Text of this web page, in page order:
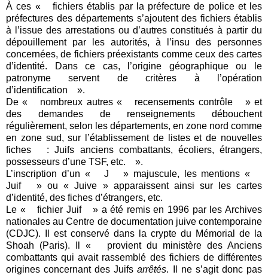
À ces « fichiers établis par la préfecture de police et les
préfectures des départements s’ajoutent des fichiers établis
à l’issue des arrestations ou d’autres constitués à partir du
dépouillement par les autorités, à l’insu des personnes
concernées, de fichiers préexistants comme ceux des cartes
d’identité. Dans ce cas, l’origine géographique ou le
patronyme servent de critères à l’opération
d’identification ».
De « nombreux autres « recensements contrôle » et
des demandes de renseignements débouchent
régulièrement, selon les départements, en zone nord comme
en zone sud, sur l’établissement de listes et de nouvelles
fiches : Juifs anciens combattants, écoliers, étrangers,
possesseurs d’une TSF, etc. ».
L’inscription d’un « J » majuscule, les mentions «
Juif » ou « Juive » apparaissent ainsi sur les cartes
d’identité, des fiches d’étrangers, etc.
Le « fichier Juif » a été remis en 1996 par les Archives
nationales au Centre de documentation juive contemporaine
(CDJC). Il est conservé dans la crypte du Mémorial de la
Shoah (Paris). Il « provient du ministère des Anciens
combattants qui avait rassemblé des fichiers de différentes
origines concernant des Juifsarrêtés. Il ne s’agit donc pas